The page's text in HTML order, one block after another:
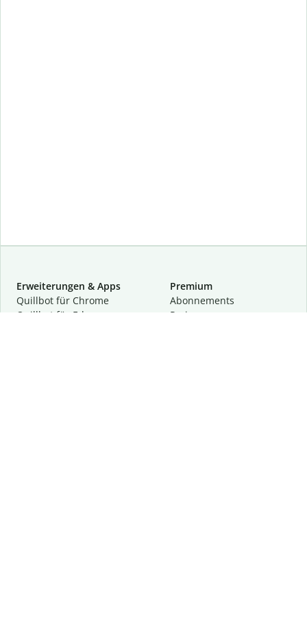
Erweiterungen & Apps
Quillbot für Chrome
Quillbot für Edge
Premium
Abon­ne­ments
Preise